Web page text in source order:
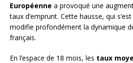
Européenne a provoqué une
taux d’emprunt. Cette hausse, qui
modifie profondément la dynamique
français.
En l’espace de 18 mois, les taux